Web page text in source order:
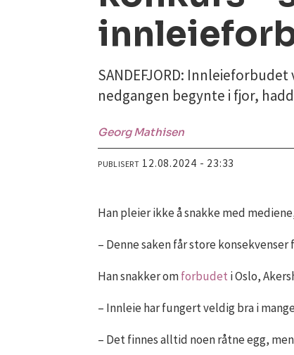
SANDEFJORD:
nedgangen begynte i fjor,
Georg Mathisen
PUBLISERT 12.08.2024 - 23:33
Han pleier ikke å snakke med
– Denne saken får store
Han snakker omforbudet i Oslo,
– Innleie har fungert veldig bra i
– Det finnes alltid noen råtne egg,